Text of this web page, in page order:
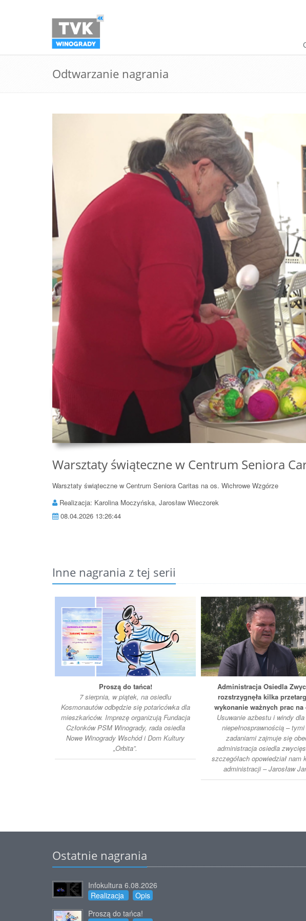
Odtwarzanie nagrania
Warsztaty świąteczne w Centrum Seniora
Warsztaty świąteczne w Centrum Seniora Caritas na os. Wichrowe Wzgórze
Realizacja: Karolina Moczyńska, Jarosław Wieczorek
08.04.2026 13:26:44
Inne nagrania z tej serii
Proszą do tańca!
7 sierpnia, w piątek, na osiedlu
Kosmonautów odbędzie się potańcówka dla
mieszkańców. Imprezę organizują Fundacja
Członków PSM Winogrady, rada osiedla
Nowe Winogrady Wschód i Dom Kultury
„Orbita”.
Administracja Osiedla
rozstrzygnęła kilka
wykonanie ważnych prac na
Usuwanie azbestu i windy
niepełnosprawnością –
zadaniami zajmuje się
administracja osiedla
szczegółach opowiedział nam
administracji – Jarosław
Ostatnie nagrania
Infokultura 6.08.2026
Realizacja
Opis
Proszą do tańca!